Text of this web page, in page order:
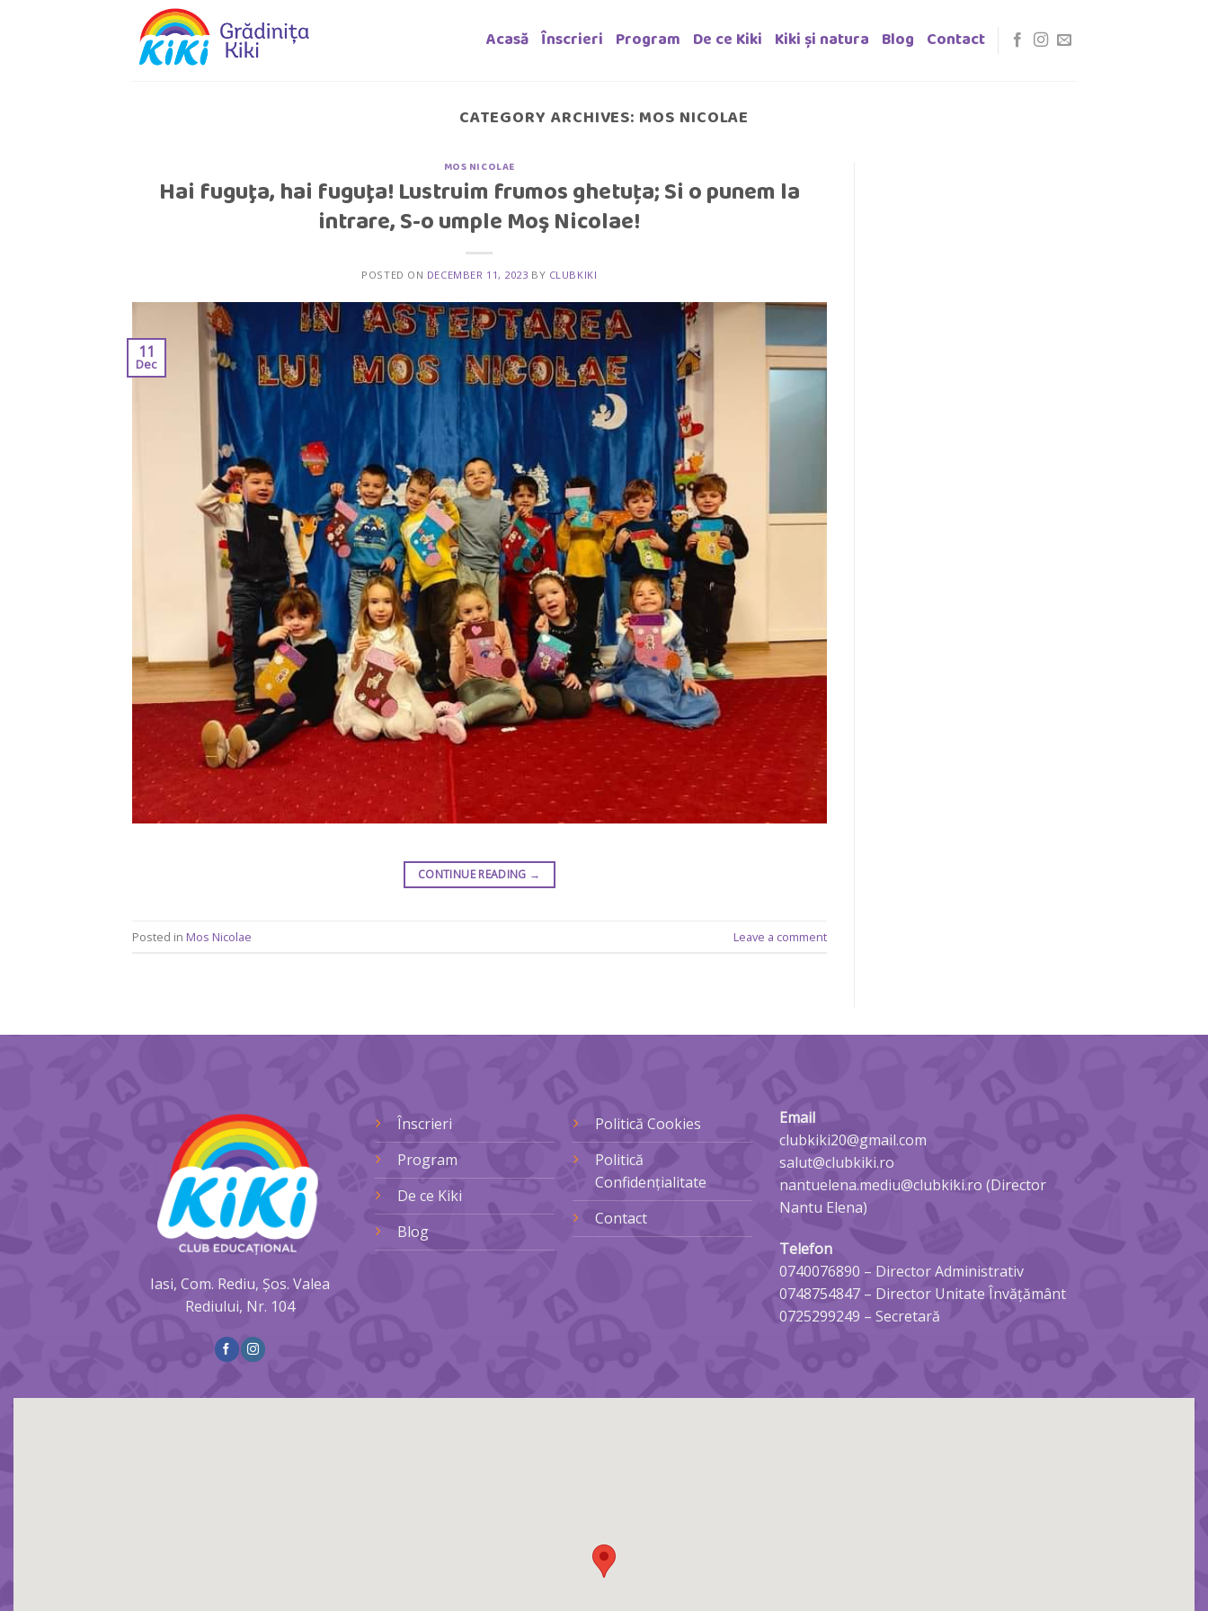
Acasă Înscrieri Program De ce Kiki Kiki și natura Blog Contact
CATEGORY ARCHIVES: MOS NICOLAE
MOS NICOLAE
Hai fuguţa, hai fuguţa! Lustruim frumos ghetuța; Si o punem la
intrare, S-o umple Moş Nicolae!
POSTED ON DECEMBER 11, 2023 BY CLUBKIKI
11
Dec
CONTINUE READING →
Posted in Mos Nicolae Leave a comment
Iasi, Com. Rediu, Șos. Valea
Rediului, Nr. 104
Înscrieri
Program
De ce Kiki
Blog
Politică Cookies
Politică
Confidențialitate
Contact
Email
clubkiki20@gmail.com
salut@clubkiki.ro
nantuelena.mediu@clubkiki.ro (Director
Nantu Elena)
Telefon
0740076890 – Director Administrativ
0748754847 – Director Unitate Învățământ
0725299249 – Secretară